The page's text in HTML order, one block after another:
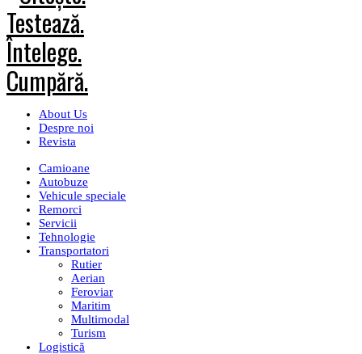
About Us
Despre noi
Revista
Camioane
Autobuze
Vehicule speciale
Remorci
Servicii
Tehnologie
Transportatori
Rutier
Aerian
Feroviar
Maritim
Multimodal
Turism
Logistică